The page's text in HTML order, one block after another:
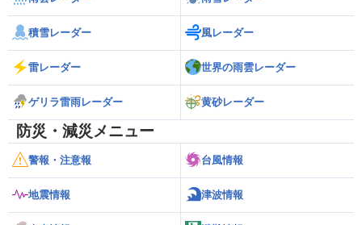
積雪レーダー 風レーダー
雷レーダー 世界の雨雲レーダー
ゲリラ雷雨レーダー 黄砂レーダー
防災・減災メニュー
警報・注意報 台風情報
地震情報 津波情報